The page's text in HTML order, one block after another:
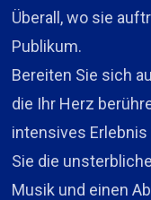
Überall, wo sie
Publikum.
Bereiten Sie sich
die Ihr Herz
intensives Erlebnis
Sie die
Musik und einen